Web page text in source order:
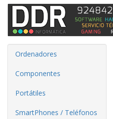
Ordenadores
Componentes
Portátiles
SmartPhones / Teléfonos